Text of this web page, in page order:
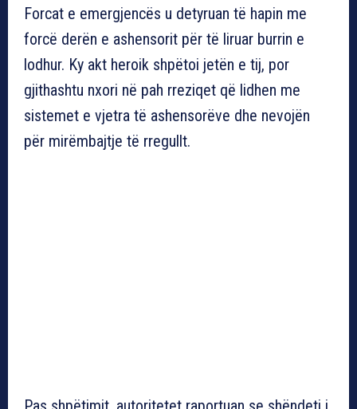
Forcat e emergjencës u detyruan të hapin me
forcë derën e ashensorit për të liruar burrin e
lodhur. Ky akt heroik shpëtoi jetën e tij, por
gjithashtu nxori në pah rreziqet që lidhen me
sistemet e vjetra të ashensorëve dhe nevojën
për mirëmbajtje të rregullt.